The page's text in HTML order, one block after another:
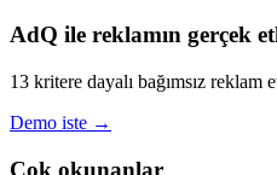
AdQ ile reklamın gerçek
13 kritere dayalı bağımsız reklam
Demo iste →
Çok okunanlar